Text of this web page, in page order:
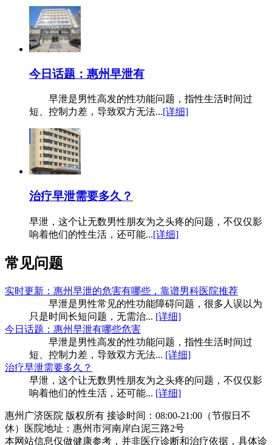
今日话题：惠州早泄有
早泄是男性高发的性功能问题，指性生活时间过
短、控制力差，导致双方无法...[详细]
治疗早泄需要多久？
早泄，这个让无数男性朋友为之头疼的问题，不仅仅影
响着他们的性生活，还可能...[详细]
常见问题
实时更新：惠州早泄的危害有哪些，靠谱男科医院推荐
早泄是男性常见的性功能障碍问题，很多人误以为
只是时间长短问题，无需治... [详细]
今日话题：惠州早泄有哪些危害
早泄是男性高发的性功能问题，指性生活时间过
短、控制力差，导致双方无法... [详细]
治疗早泄需要多久？
早泄，这个让无数男性朋友为之头疼的问题，不仅仅影
响着他们的性生活，还可能... [详细]
惠州广济医院 版权所有 接诊时间：08:00-21:00（节假日不
休）医院地址：惠州市河南岸白泥三路2号
本网站信息仅做健康参考，并非医疗诊断和治疗依据，具体诊